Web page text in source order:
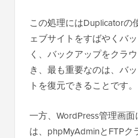
この処理にはDuplicatorの
ェブサイトをすばやくバ
く、バックアップをクラ
き、最も重要なのは、バ
トを復元できることです。
一方、WordPress管理画
は、phpMyAdminとFTPク